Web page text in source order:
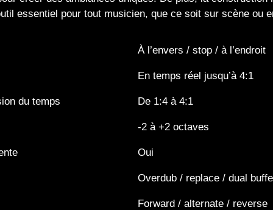
essentiel pour tout musicien, que ce soit sur scène ou
À l’envers / stop / à l’endroit
En temps réel jusqu’à 4:1
du temps De 1:4 à 4:1
-2 à +2 octaves
Oui
Overdub / replace / dual
Forward / alternate / reverse